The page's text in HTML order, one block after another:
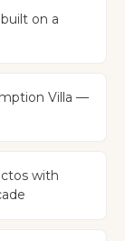
on a
Villa —
with